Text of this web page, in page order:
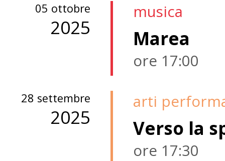
05 ottobre
2025
musica
Marea
ore 17:00
28 settembre
2025
arti
Verso la
ore 17:30